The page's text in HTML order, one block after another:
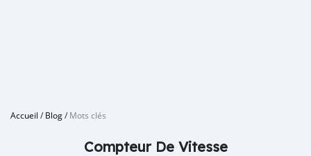
Accueil /Blog/Mots clés
Compteur De Vitesse